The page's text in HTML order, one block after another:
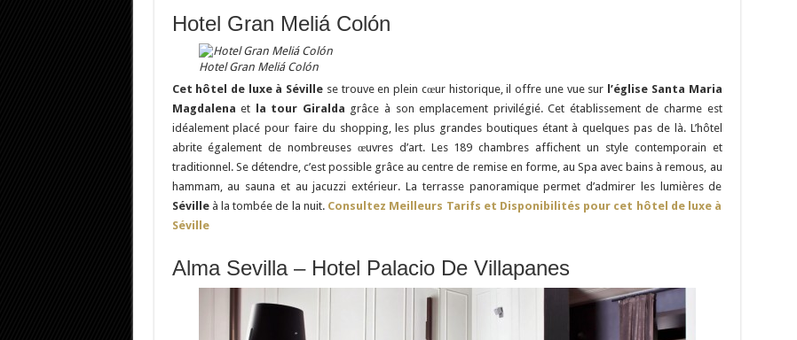
Hotel Gran Meliá Colón
Hotel Gran Meliá Colón
Cet hôtel de luxe à Séville se trouve en plein cœur historique, il offre une vue sur l’église Santa Maria
Magdalena et la tour Giralda grâce à son emplacement privilégié. Cet établissement de charme est
idéalement placé pour faire du shopping, les plus grandes boutiques étant à quelques pas de là. L’hôtel
abrite également de nombreuses œuvres d’art. Les 189 chambres affichent un style contemporain et
traditionnel. Se détendre, c’est possible grâce au centre de remise en forme, au Spa avec bains à remous, au
hammam, au sauna et au jacuzzi extérieur. La terrasse panoramique permet d’admirer les lumières de
Sévilleà la tombée de la nuit. Consultez Meilleurs Tarifs et Disponibilités pour cet hôtel de luxe à
Séville
Alma Sevilla – Hotel Palacio De Villapanes